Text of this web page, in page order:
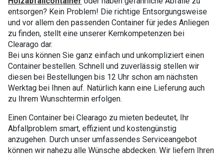
entsorgen? Kein Problem! Die richtige Entsorgungsweise
und vor allem den passenden Container für jedes Anliegen
zu finden, stellt eine unserer Kernkompetenzen bei
Clearago dar.
Bei uns können Sie ganz einfach und unkompliziert einen
Container bestellen. Schnell und zuverlässig stellen wir
diesen bei Bestellungen bis 12 Uhr schon am nächsten
Werktag bei Ihnen auf. Natürlich kann eine Lieferung auch
zu Ihrem Wunschtermin erfolgen.
Einen Container bei Clearago zu mieten bedeutet, Ihr
Abfallproblem smart, effizient und kostengünstig
anzugehen. Durch unser umfassendes Serviceangebot
können wir nahezu alle Wünsche abdecken. Wir liefern Ihren